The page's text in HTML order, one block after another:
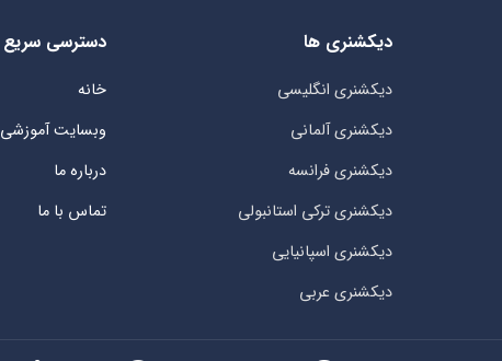
دیکشنری ها
دیکشنری انگلیسی
دیکشنری آلمانی
دیکشنری فرانسه
دیکشنری ترکی استانبولی
دیکشنری اسپانیایی
دیکشنری عربی
دسترسی سریع
خانه
وبسایت آموزشی
درباره ما
تماس با ما